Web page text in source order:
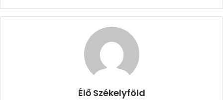
Élő Székelyföld